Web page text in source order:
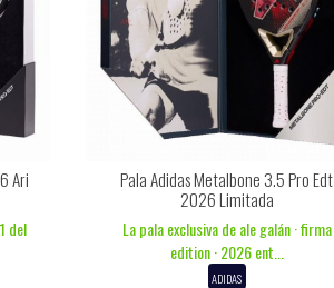
Ari
del
Pala Adidas Metalbone 3.5 Pro Edt
2026 Limitada
La pala exclusiva de ale galán · firma
edition · 2026 ent...
ADIDAS